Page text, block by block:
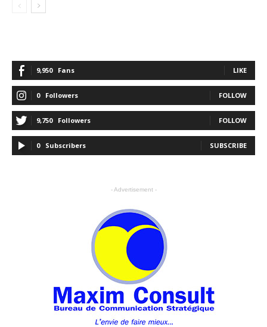
9,950 Fans LIKE
0 Followers FOLLOW
9,750 Followers FOLLOW
0 Subscribers SUBSCRIBE
- Advertisement -